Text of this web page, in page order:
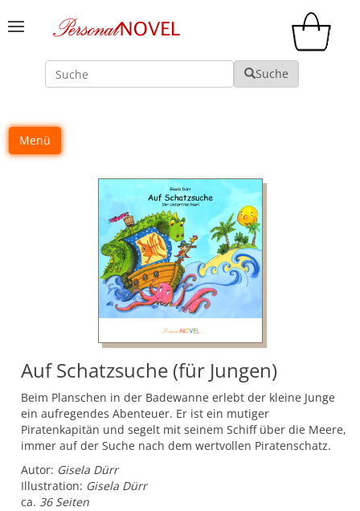
Suche Suche
Menü
Auf Schatzsuche (für Jungen)
Beim Planschen in der Badewanne erlebt der kleine Junge
ein aufregendes Abenteuer. Er ist ein mutiger
Piratenkapitän und segelt mit seinem Schiff über die Meere,
immer auf der Suche nach dem wertvollen Piratenschatz.
Autor: Gisela Dürr
Illustration: Gisela Dürr
ca.36 Seiten